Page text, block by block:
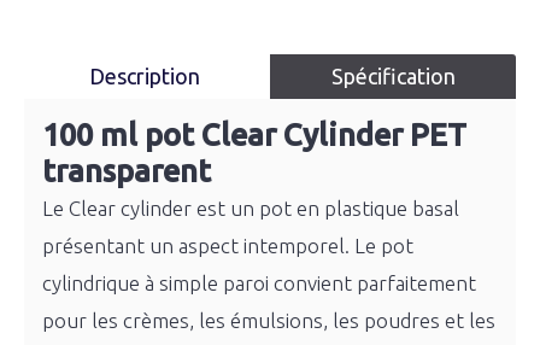
Description Spécification
100 ml pot Clear Cylinder PET
transparent
Le Clear cylinder est un pot en plastique basal
présentant un aspect intemporel. Le pot
cylindrique à simple paroi convient parfaitement
pour les crèmes, les émulsions, les poudres et les